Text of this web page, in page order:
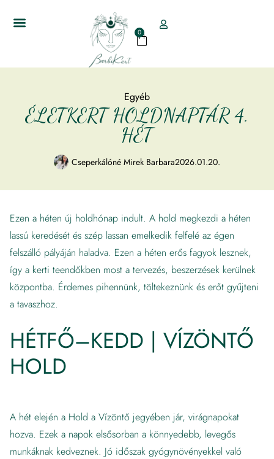
0
Egyéb
ÉLETKERT HOLDNAPTÁR 4.
HÉT
Cseperkálóné Mirek Barbara2026.01.20.
Ezen a héten új holdhónap indult. A hold megkezdi a héten
lassú keredését és szép lassan emelkedik felfelé az égen
felszálló pályáján haladva. Ezen a héten erős fagyok lesznek,
így a kerti teendőkben most a tervezés, beszerzések kerülnek
központba. Érdemes pihennünk, töltekeznünk és erőt gyűjteni
a tavaszhoz.
HÉTFŐ–KEDD | VÍZÖNTŐ
HOLD
A hét elején a Hold a Vízöntő jegyében jár, virágnapokat
hozva. Ezek a napok elsősorban a könnyedebb, levegős
munkáknak kedveznek. Jó időszak gyógynövényekkel való